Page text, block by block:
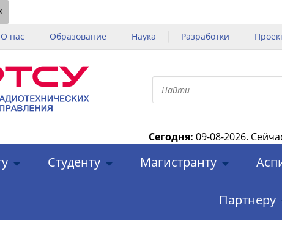
О нас Образование Наука Разработки
Сегодня: 09-08-2026.
Студенту Магистранту
Партнеру